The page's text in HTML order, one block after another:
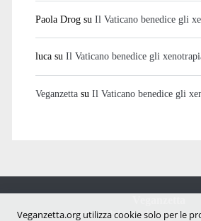
Paola Drogsu Il Vaticano benedice gli
lucasu Il Vaticano benedice gli
Veganzettasu Il Vaticano benedice gli
Notizie dal mondo vegan e
Veganzetta.org utilizza cookie solo per le